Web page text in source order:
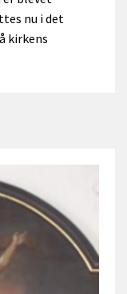
nu i det
kirkens